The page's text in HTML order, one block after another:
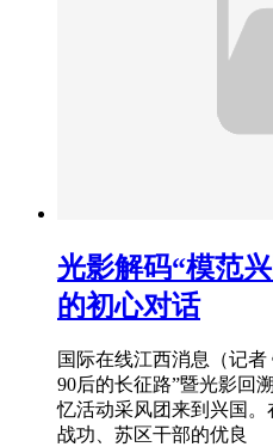
光影解码“模范
的初心对话
国际在线江西消息（记者
90后的长征路”暨光影回
忆活动采风团来到兴国
战功、苏区干部的优良